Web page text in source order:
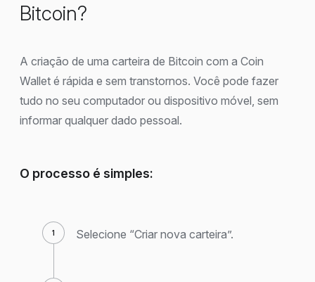
Bitcoin?
A criação de uma carteira de Bitcoin com a Coin
Wallet é rápida e sem transtornos. Você pode fazer
tudo no seu computador ou dispositivo móvel, sem
informar qualquer dado pessoal.
O processo é simples:
Selecione “Criar nova carteira”.